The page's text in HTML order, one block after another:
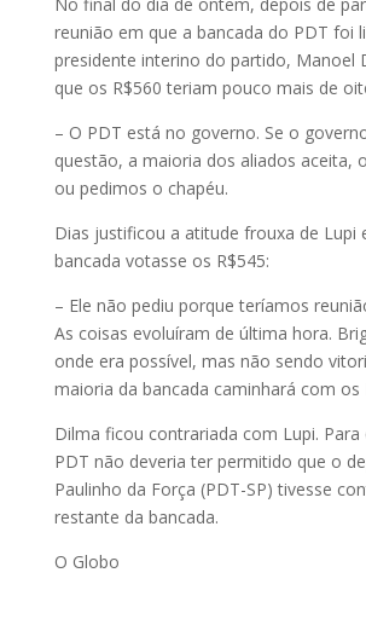
reunião em que a bancada do PDT foi
presidente interino do partido, Manoel
que os R$560 teriam pouco mais de
– O PDT está no governo. Se o
questão, a maioria dos aliados aceita,
ou pedimos o chapéu.
Dias justificou a atitude frouxa de Lupi
bancada votasse os R$545:
– Ele não pediu porque teríamos
As coisas evoluíram de última hora.
onde era possível, mas não sendo
maioria da bancada caminhará com os
Dilma ficou contrariada com Lupi.
PDT não deveria ter permitido que o
Paulinho da Força (PDT-SP) tivesse
restante da bancada.
O Globo